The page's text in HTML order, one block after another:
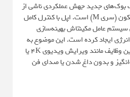
بوک‌های جدید جهش عملکردی ناشی از
تراشه‌های اختصاصی اپل سیلیکون (سری M) است. اپل با کنترل کامل
سیستم عامل مکینتاش بهینه‌سازی
ایجاد کرده است. این موضوع به
شما اجازه می‌دهد تا سنگین‌ترین وظایف مانند ویرایش ویدیوی 4K یا
و بدون داغ شدن یا صدای فن